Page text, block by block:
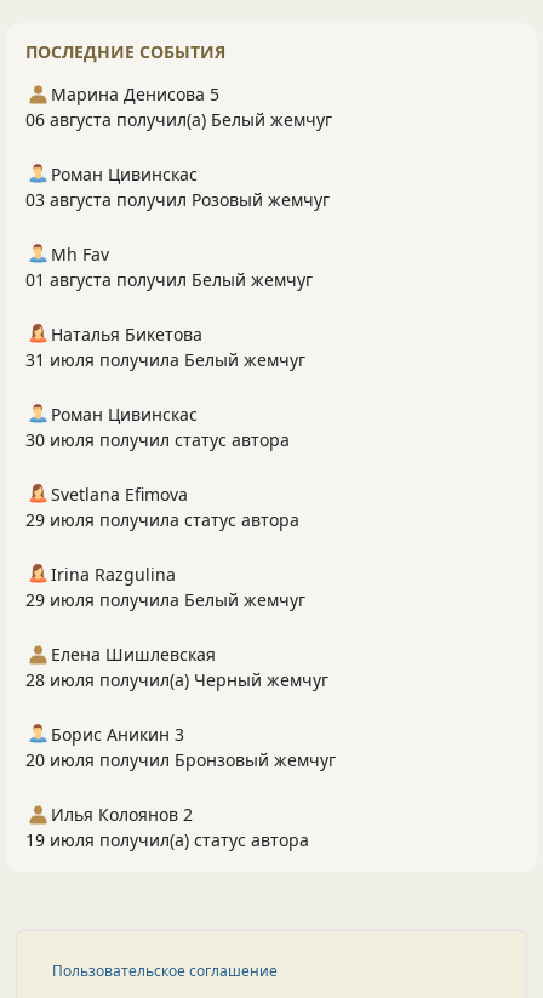
ПОСЛЕДНИЕ СОБЫТИЯ
Марина Денисова 5
06 августа получил(а) Белый жемчуг
Роман Цивинскас
03 августа получил Розовый жемчуг
Mh Fav
01 августа получил Белый жемчуг
Наталья Бикетова
31 июля получила Белый жемчуг
Роман Цивинскас
30 июля получил статус автора
Svetlana Efimova
29 июля получила статус автора
Irina Razgulina
29 июля получила Белый жемчуг
Елена Шишлевская
28 июля получил(а) Черный жемчуг
Борис Аникин 3
20 июля получил Бронзовый жемчуг
Илья Колоянов 2
19 июля получил(а) статус автора
Пользовательское соглашение